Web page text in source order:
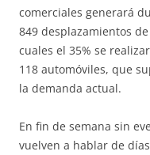
comerciales generará
849 desplazamientos
cuales el 35% se
118 automóviles, que
la demanda actual.
En fin de semana sin
vuelven a hablar de